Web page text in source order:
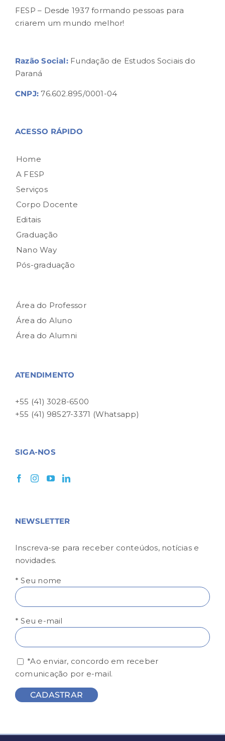
FESP – Desde 1937 formando pessoas para
criarem um mundo melhor!
Razão Social:Fundação de Estudos Sociais do
Paraná
CNPJ: 76.602.895/0001-04
ACESSO RÁPIDO
Home
A FESP
Serviços
Corpo Docente
Editais
Graduação
Nano Way
Pós-graduação
Área do Professor
Área do Aluno
Área do Alumni
ATENDIMENTO
+55 (41) 3028-6500
+55 (41) 98527-3371 (Whatsapp)
SIGA-NOS
NEWSLETTER
Inscreva-se para receber conteúdos, notícias e
novidades.
* Seu nome
* Seu e-mail
*Ao enviar, concordo em receber
comunicação por e-mail.